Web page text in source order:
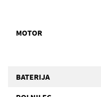
MOTOR
BATERIJA